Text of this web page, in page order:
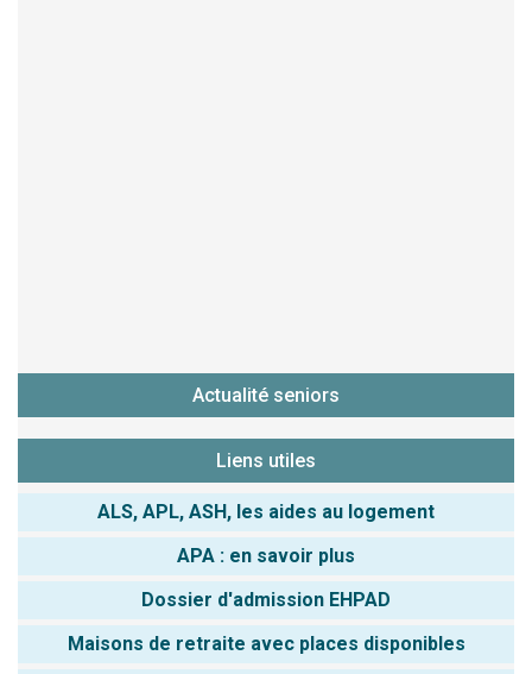
Actualité seniors
Liens utiles
ALS, APL, ASH, les aides au logement
APA : en savoir plus
Dossier d'admission EHPAD
Maisons de retraite avec places disponibles